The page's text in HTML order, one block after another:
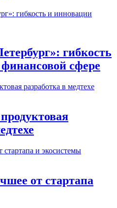
гибкость
сфере
от стартапа